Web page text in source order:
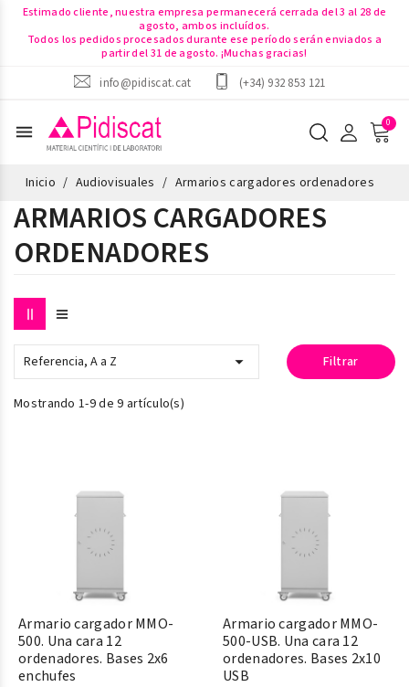
Estimado cliente, nuestra empresa permanecerá cerrada del 3 al 28 de
agosto, ambos incluídos.
Todos los pedidos procesados durante ese período serán enviados a
partir del 31 de agosto. ¡Muchas gracias!
info@pidiscat.cat
(+34) 932 853 121
menu
Inicio Audiovisuales Armarios cargadores ordenadores
ARMARIOS CARGADORES
ORDENADORES
Referencia, A a Z  Filtrar
Mostrando 1-9 de 9 artículo(s)
Armario cargador MMO-
500. Una cara 12
ordenadores. Bases 2x6
enchufes
Armario cargador MMO-
500-USB. Una cara 12
ordenadores. Bases 2x10
USB